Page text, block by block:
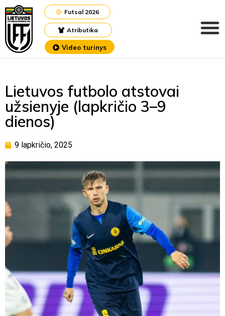
Atributika
Futsal 2026
Video turinys
Lietuvos futbolo atstovai
užsienyje (lapkričio 3–9
dienos)
9 lapkričio, 2025